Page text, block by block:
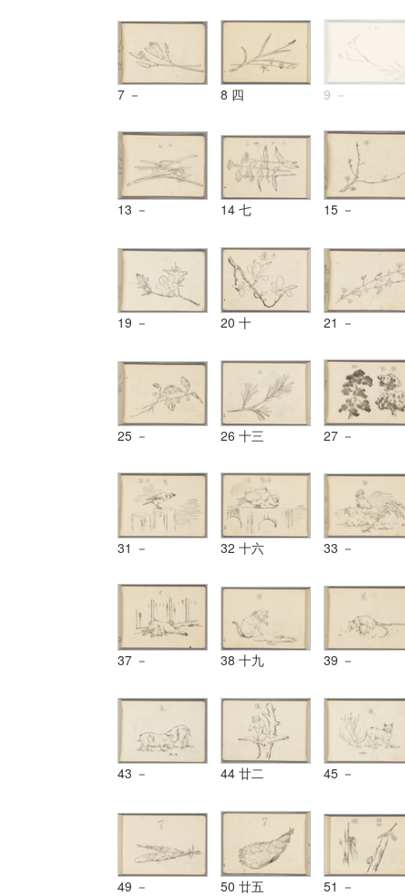
7 － 8 四 9 －
13 － 14 七 15 －
19 － 20 十 21 －
25 － 26 十三 27 －
31 － 32 十六 33 －
37 － 38 十九 39 －
43 － 44 廿二 45 －
49 － 50 廿五 51 －